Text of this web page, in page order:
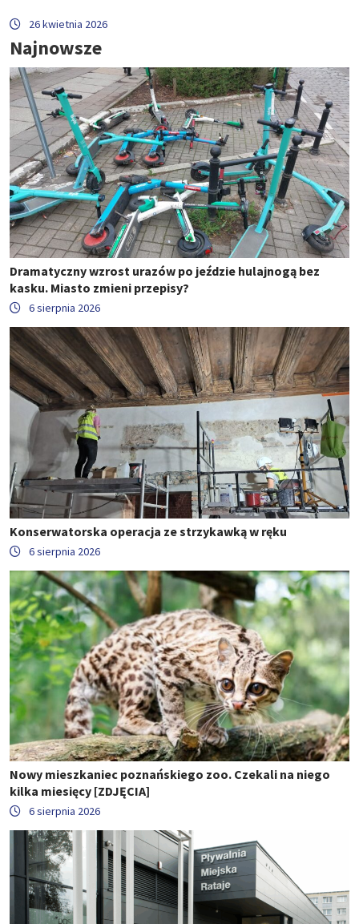
26 kwietnia 2026
Najnowsze
Dramatyczny wzrost urazów po jeździe hulajnogą bez
kasku. Miasto zmieni przepisy?
6 sierpnia 2026
Konserwatorska operacja ze strzykawką w ręku
6 sierpnia 2026
Nowy mieszkaniec poznańskiego zoo. Czekali na niego
kilka miesięcy [ZDJĘCIA]
6 sierpnia 2026